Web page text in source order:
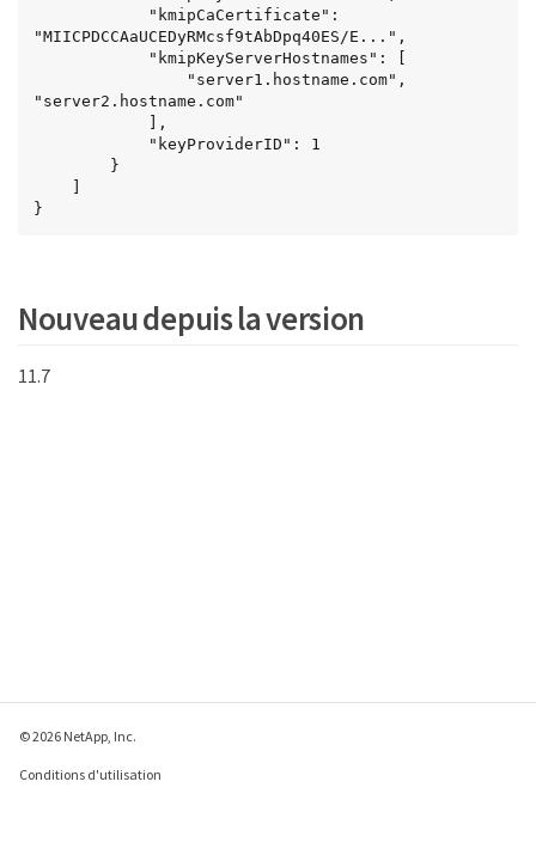
"MIICPDCCAaUCEDyRMcsf9tAbDpq40ES/E...",
"server2.hostname.com"
}
Nouveau depuis la version
11.7
© 2026 NetApp, Inc.
Conditions d'utilisation